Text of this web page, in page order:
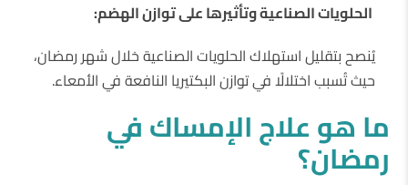
الحلويات الصناعية وتأثيرها على توازن الهضم:
يُنصح بتقليل استهلاك الحلويات الصناعية خلال شهر رمضان،
حيث تُسبب اختلالًا في توازن البكتيريا النافعة في الأمعاء.
ما هو علاج الإمساك في
رمضان؟